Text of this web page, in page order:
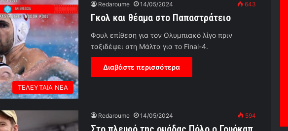
ΤΕΛΕΥΤΑΙΑ ΝΕΑ
Redaroume 14/05/2024 643
Γκολ και θέαμα στο Παπαστράτειο
Φουλ επίθεση για τον Ολυμπιακό λίγο πριν
ταξιδέψει στη Μάλτα για το Final-4.
Διαβάστε περισσότερα
Redaroume 14/05/2024 594